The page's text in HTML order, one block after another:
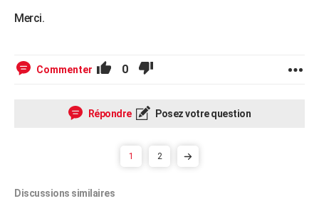
Merci.
Commenter 0
Répondre Posez votre question
1 2
Discussions similaires